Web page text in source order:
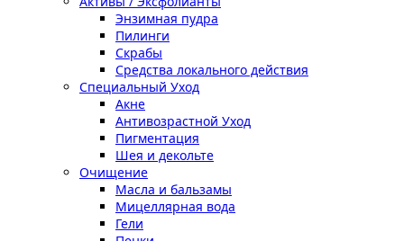
Энзимная пудра
Пилинги
Скрабы
Средства локального действия
Специальный Уход
Акне
Антивозрастной Уход
Пигментация
Шея и декольте
Очищение
Масла и бальзамы
Мицеллярная вода
Гели